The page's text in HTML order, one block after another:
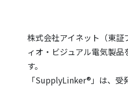
株式会社アイネット（東
ィオ・ビジュアル電気製
す。
「SupplyLinker®」は、